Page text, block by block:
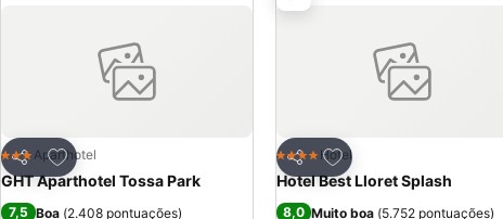
Partilhar
Adicionar aos favoritos
3 EstrelasAparthotel
GHT Aparthotel Tossa Park
7,5 Boa (2.408 pontuações)
Partilhar
Adicionar aos favoritos
4 EstrelasHotel
Hotel Best Lloret Splash
8,0 Muito boa (5.752 pontuações)